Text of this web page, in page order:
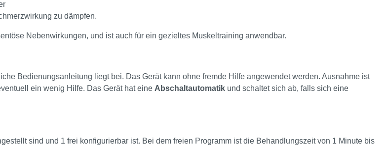
zu dämpfen.
Nebenwirkungen, und ist auch für ein gezieltes Muskeltraining anwendbar.
Bedienungsanleitung liegt bei. Das Gerät kann ohne fremde Hilfe angewendet werden. Ausnahme ist
ein wenig Hilfe. Das Gerät hat eine Abschaltautomatik und schaltet sich ab, falls sich eine
sind und 1 frei konfigurierbar ist. Bei dem freien Programm ist die Behandlungszeit von 1 Minute bis